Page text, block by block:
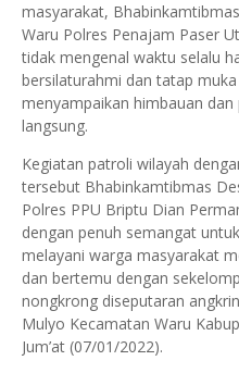
masyarakat,
Waru Polres Penajam Paser
tidak mengenal waktu selalu
bersilaturahmi dan tatap
menyampaikan himbauan
langsung.
Kegiatan patroli wilayah
tersebut Bhabinkamtibmas
Polres PPU Briptu Dian
dengan penuh semangat
melayani warga masyarakat
dan bertemu dengan
nongkrong diseputaran
Mulyo Kecamatan Waru
Jum’at (07/01/2022).